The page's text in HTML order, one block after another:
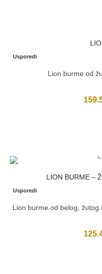
Usporedi
Lion burme od
LION BURME –
Usporedi
Lion burme od belog, žutog